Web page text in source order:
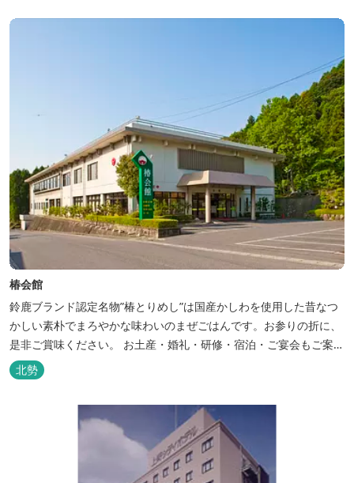
椿会館
鈴鹿ブランド認定名物”椿とりめし”は国産かしわを使用した昔なつ
かしい素朴でまろやかな味わいのまぜごはんです。お参りの折に、
是非ご賞味ください。 お土産・婚礼・研修・宿泊・ご宴会もご案内
しております。
北勢